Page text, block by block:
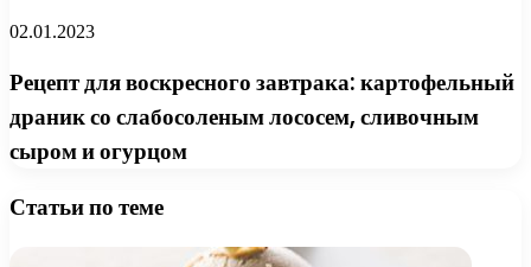
02.01.2023
Рецепт для воскресного завтрака: картофельный
драник со слабосоленым лососем, сливочным
сыром и огурцом
Статьи по теме